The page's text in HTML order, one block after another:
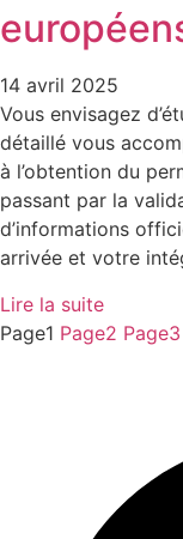
14 avril 2025
Vous envisagez
détaillé vous
à l’obtention du
passant par la
d’informations
arrivée et votre
Lire la suite
Page1 Page2 Page3